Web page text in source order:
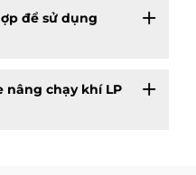
để sử dụng
nâng chạy khí LP